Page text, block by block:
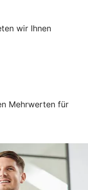
wir Ihnen
Mehrwerten für